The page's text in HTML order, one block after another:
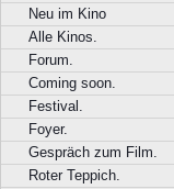
Neu im Kino
Alle Kinos.
Forum.
Coming soon.
Festival.
Foyer.
Gespräch zum Film.
Roter Teppich.